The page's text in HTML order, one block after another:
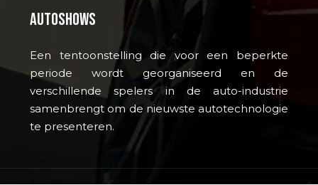
Autoshows
Een tentoonstelling die voor een beperkte
periode wordt georganiseerd en de
verschillende spelers in de auto-industrie
samenbrengt om de nieuwste autotechnologie
te presenteren.